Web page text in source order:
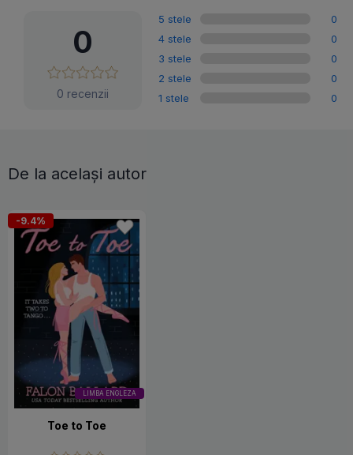
0
0 recenzii
5 stele
0
4 stele
0
3 stele
0
2 stele
0
1 stele
0
De la același autor
LIMBA ENGLEZA
-9.4%
Toe to Toe